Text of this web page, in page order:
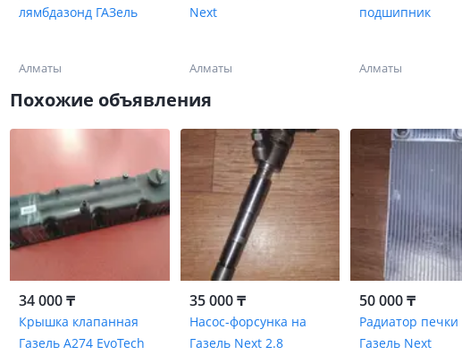
лямбдазонд ГАЗель
Алматы
Next
Алматы
подшипник
Алматы
Похожие объявления
34 000 ₸
Крышка клапанная
Газель A274 EvoTech
35 000 ₸
Насос-форсунка на
Газель Next 2.8
50 000 ₸
Радиатор печки
Газель Next